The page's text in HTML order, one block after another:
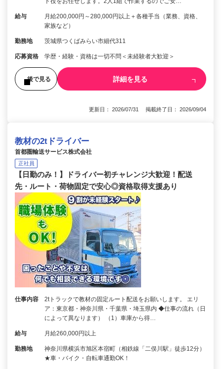
給与
月給200,000円～280,000円以上＋各種手当（業務、資格、
家族など）
勤務地 茨城県つくばみらい市細代311
応募資格 学歴・経験・資格は一切不問＜未経験者大歓迎＞
後で見る 詳細を見る
更新日： 2026/07/31 掲載終了日： 2026/09/04
教材の2tドライバー
首都圏輸送サービス株式会社
正社員
【日勤のみ！】ドライバー初チャレンジ大歓迎！配送
先・ルート・荷物固定で安心◎資格取得支援あり
仕事内容
2tトラックで教材の固定ルート配送をお願いします。 エリ
ア：東京都・神奈川県・千葉県・埼玉県内 ◆仕事の流れ（日
によって異なります） （1）車庫から得…
給与 月給260,000円以上
勤務地
神奈川県横浜市旭区本宿町（相鉄線「二俣川駅」徒歩12分）
★車・バイク・自転車通勤OK！